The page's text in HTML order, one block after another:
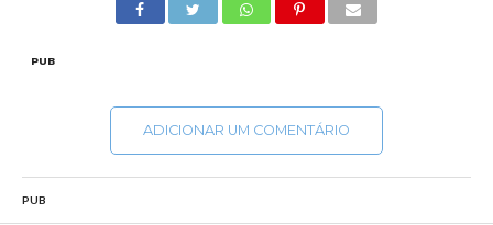
PUB
ADICIONAR UM COMENTÁRIO
PUB